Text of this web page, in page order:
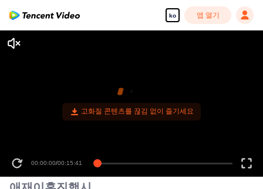
ko 앱 열기
00:00:00/00:15:41